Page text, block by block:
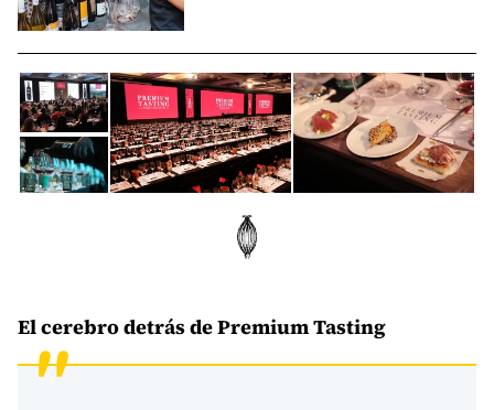
El cerebro detrás de Premium Tasting